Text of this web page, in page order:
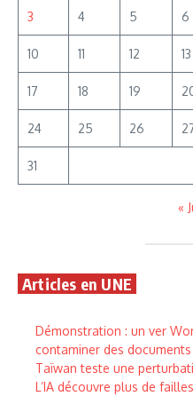
3 4 5 6
10 11 12 13
17 18 19
24 25 26
31
«
Articles en UNE
Démonstration : un ver
contaminer des documents
Taïwan teste une
L’IA découvre plus de